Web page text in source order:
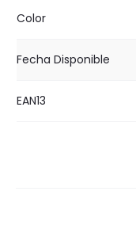
Color
Fecha Disponible
EAN13